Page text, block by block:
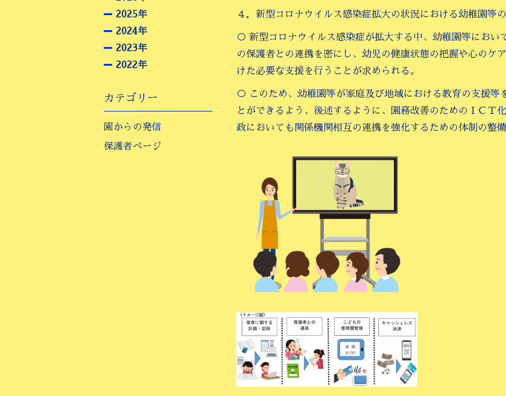
４．新型コロナウイルス感染症拡大の状況における幼稚園等
○ 新型コロナウイルス感染症が拡大する中、幼稚園等におい
の保護者との連携を密にし、幼児の健康状態の把握や心のケ
けた必要な支援を行うことが求められる。
○ このため、幼稚園等が家庭及び地域における教育の支援等
とができるよう、後述するように、園務改善のためのＩＣＴ
政においても関係機関相互の連携を強化するための体制の整
2025年
2024年
2023年
2022年
カテゴリー
園からの発信
保護者ページ